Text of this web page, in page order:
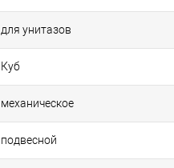
для унитазов
Куб
механическое
подвесной